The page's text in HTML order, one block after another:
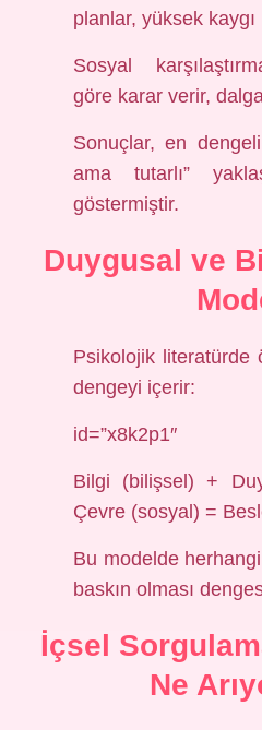
planlar, yüksek kaygı
Sosyal
göre karar verir,
Sonuçlar, en
ama tutarlı”
göstermiştir.
Duygusal ve
Psikolojik literatürde
dengeyi içerir:
id=”x8k2p1″
Bilgi (bilişsel) +
Çevre (sosyal) =
Bu modelde
baskın olması
İçsel
Ne